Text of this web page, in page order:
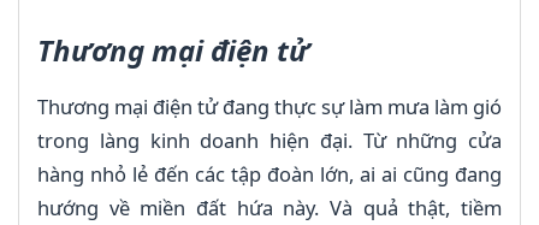
Thương mại điện tử
Thương mại điện tử đang thực sự làm mưa làm gió
trong làng kinh doanh hiện đại. Từ những cửa
hàng nhỏ lẻ đến các tập đoàn lớn, ai ai cũng đang
hướng về miền đất hứa này. Và quả thật, tiềm